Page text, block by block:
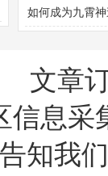
如何成为九霄
文章
信息
知我